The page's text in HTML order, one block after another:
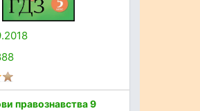
правознавства 9